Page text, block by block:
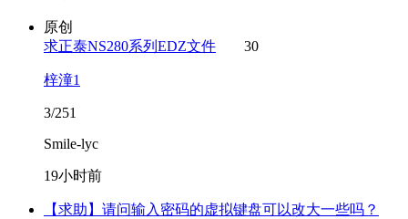
原创
求正泰NS280系列EDZ文件
30
梓潼1
3/251
Smile-lyc
19小时前
【求助】请问输入密码的虚拟键盘可以改大一些吗？